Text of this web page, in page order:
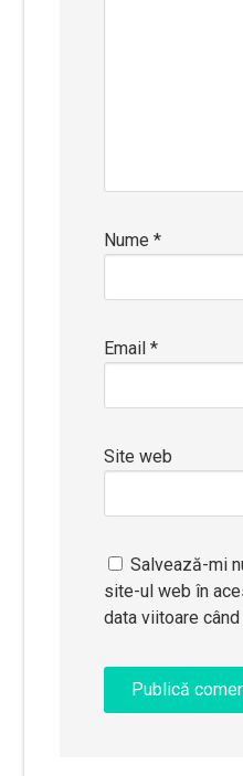
Nume*
Email*
Site web
Salvează-mi
site-ul web în
data viitoare